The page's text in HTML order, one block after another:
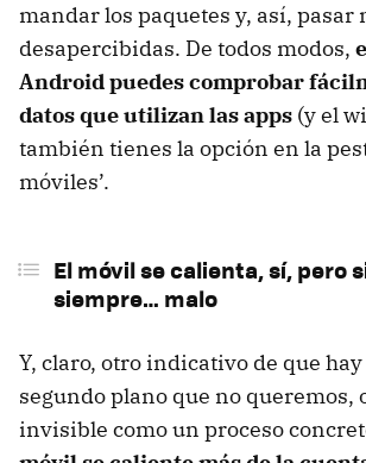
mandar los paquetes y, así, pasar
desapercibidas. De todos modos,
Android puedes comprobar
datos que utilizan las apps (y el
también tienes la opción en la
móviles’.
El móvil se calienta, sí, pero
siempre… malo
Y, claro, otro indicativo de que
segundo plano que no queremos,
invisible como un proceso